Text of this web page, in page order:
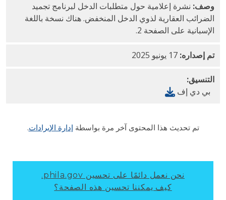
وصف:نشرة إعلامية حول متطلبات الدخل لبرنامج تجميد
الضرائب العقارية لذوي الدخل المنخفض. هناك نسخة باللغة
الإسبانية على الصفحة 2.
تم إصداره:17 يونيو 2025
التنسيق:
بي دي إف
تم تحديث هذا المحتوى آخر مرة بواسطةإدارة الإيرادات.
نحن نعمل دائمًا على تحسين phila.gov.
كيف يمكننا تحسين هذه الصفحة؟